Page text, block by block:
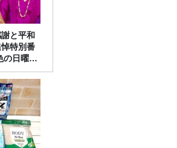
と平和
特別番
の日曜日
ルン
送